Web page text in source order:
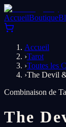
AccueilBoutique
Accueil
›Tarot
›Toutes les
›The Devil
Combinaison de
The